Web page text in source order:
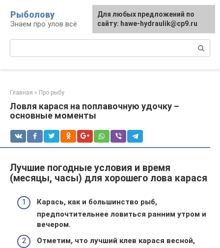
контенту
Рыболову
Знаем про улов всё
Главная » Про рыбу
Ловля карася на поплавочную удочку –
основные моменты
Лучшие погодные условия и время
(месяцы, часы) для хорошего лова карася
Карась, как и большинство рыб,
предпочтительнее ловиться ранним утром и
вечером.
Отметим, что лучший клев карася весной,
Для любых предложений по
сайту: hawe-hydraulik@cp9.ru